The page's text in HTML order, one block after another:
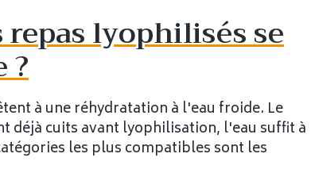
lyophilisés se
?
à une réhydratation à l'eau froide. Le
déjà cuits avant lyophilisation, l'eau suffit à
les plus compatibles sont les